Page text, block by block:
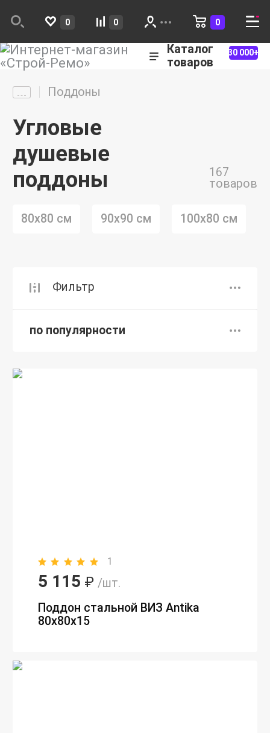
0 0 0
Каталог
товаров
30 000+
Поддоны
Угловые
душевые
поддоны
167
товаров
80х80 см 90х90 см 100х80 см
Фильтр
по популярности
1
5 115 ₽ /шт.
Поддон стальной ВИЗ Antika
80х80х15